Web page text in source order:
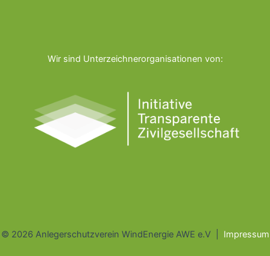
Wir sind Unterzeichnerorganisationen von:
© 2026 Anlegerschutzverein WindEnergie AWE e.V | Impressum